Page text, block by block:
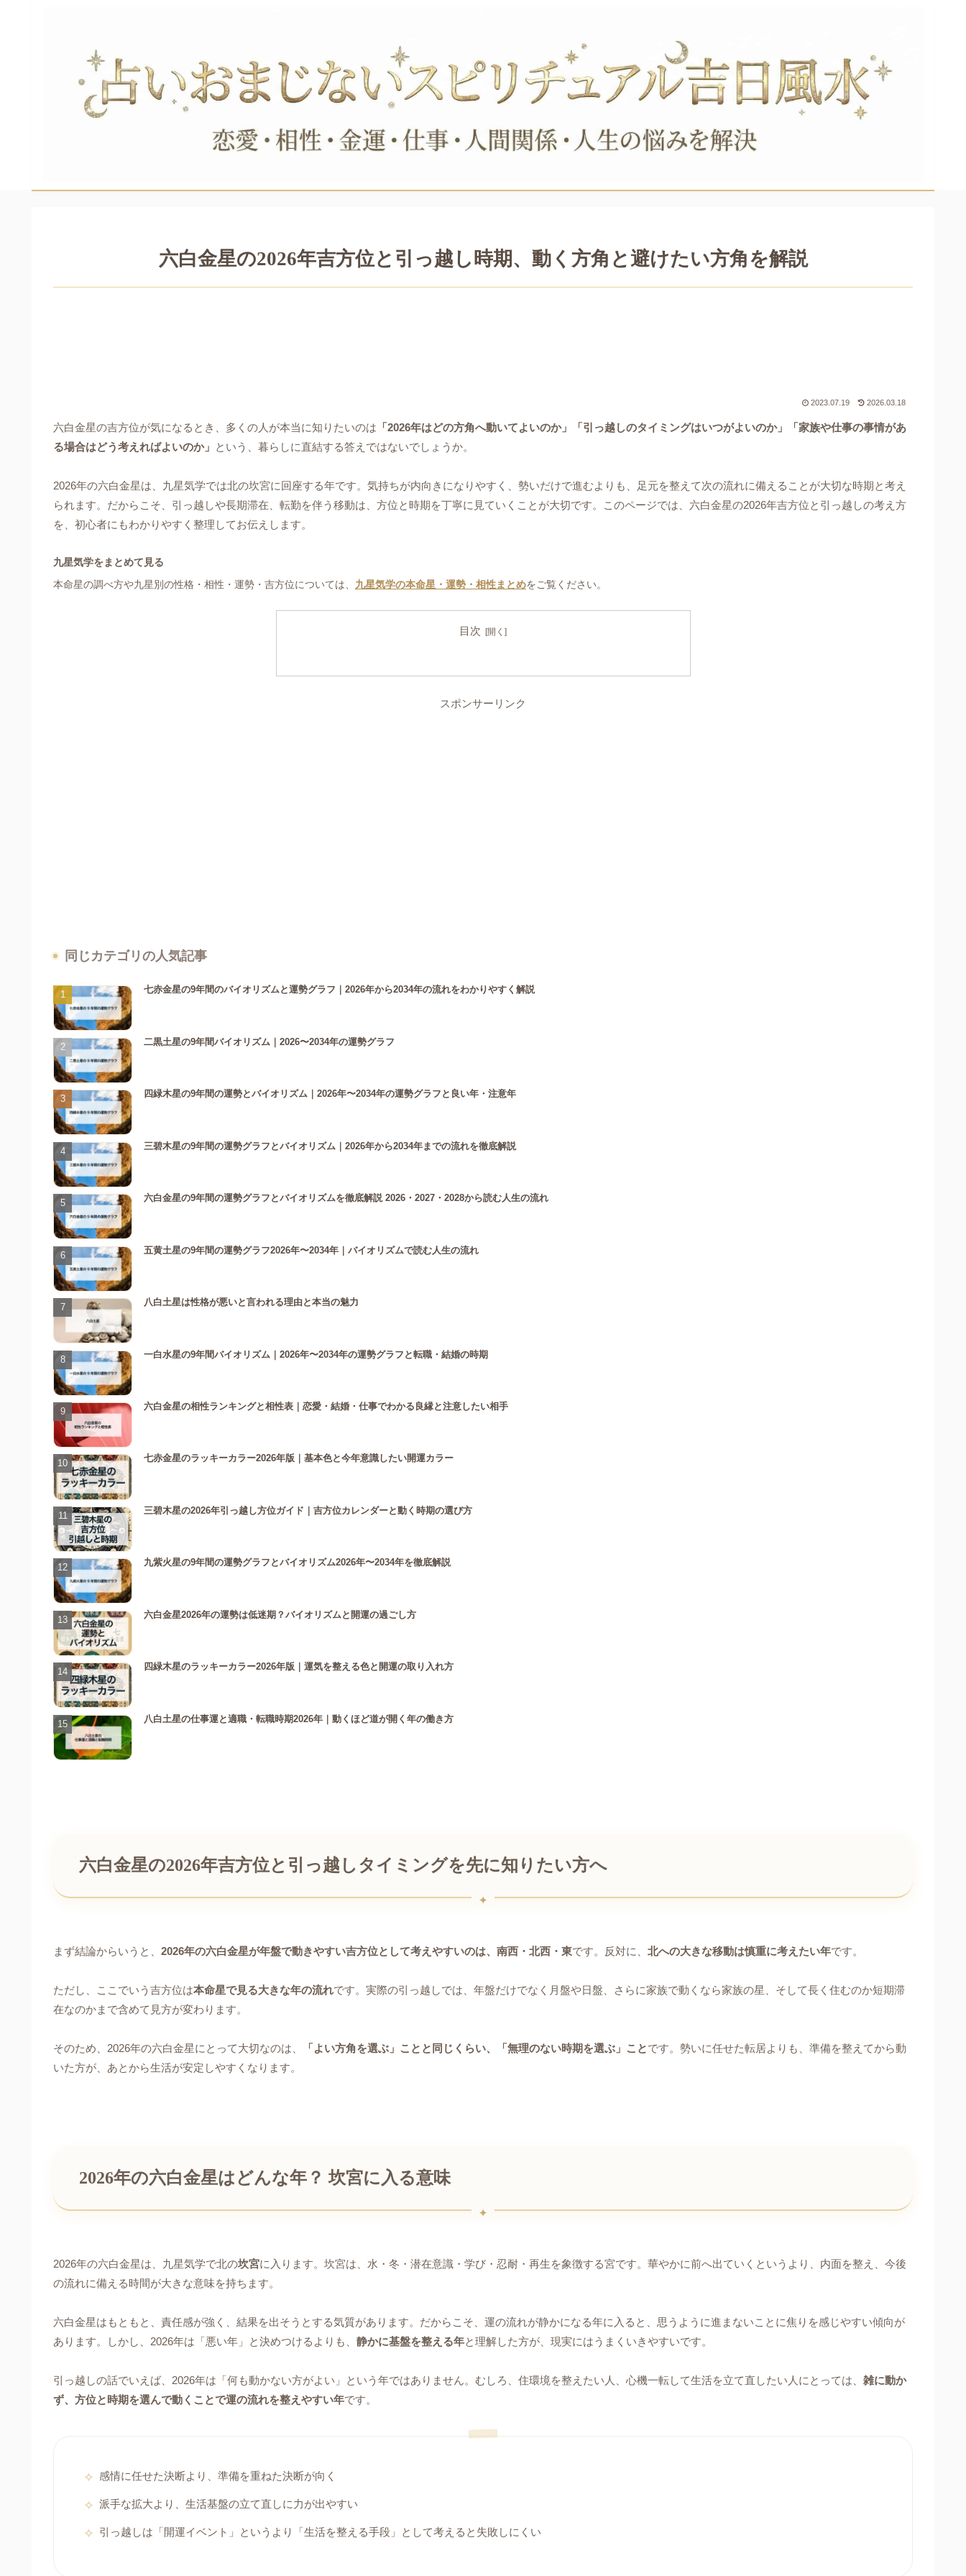
六白金星の2026年吉方位と引っ越し時期、動く方角と避けたい方角を解説
2023.07.19 2026.03.18
六白金星の吉方位が気になるとき、多くの人が本当に知りたいのは 「2026年はどの方角へ動いてよいのか」「引っ越しのタイミングはいつがよいのか」「家族や仕事の事情があ
る場合はどう考えればよいのか」 という、暮らしに直結する答えではないでしょうか。
2026年の六白金星は、九星気学では北の坎宮に回座する年です。気持ちが内向きになりやすく、勢いだけで進むよりも、足元を整えて次の流れに備えることが大切な時期と考え
られます。だからこそ、引っ越しや長期滞在、転勤を伴う移動は、方位と時期を丁寧に見ていくことが大切です。このページでは、六白金星の2026年吉方位と引っ越しの考え方
を、初心者にもわかりやすく整理してお伝えします。
九星気学をまとめて見る
本命星の調べ方や九星別の性格・相性・運勢・吉方位については、 九星気学の本命星・運勢・相性まとめをご覧ください。
目次
スポンサーリンク
同じカテゴリの人気記事
七赤金星の9年間のバイオリズムと運勢グラフ｜2026年から2034年の流れをわかりやすく解説
二黒土星の9年間バイオリズム｜2026〜2034年の運勢グラフ
四緑木星の9年間の運勢とバイオリズム｜2026年〜2034年の運勢グラフと良い年・注意年
三碧木星の9年間の運勢グラフとバイオリズム｜2026年から2034年までの流れを徹底解説
六白金星の9年間の運勢グラフとバイオリズムを徹底解説 2026・2027・2028から読む人生の流れ
五黄土星の9年間の運勢グラフ2026年〜2034年｜バイオリズムで読む人生の流れ
八白土星は性格が悪いと言われる理由と本当の魅力
一白水星の9年間バイオリズム｜2026年〜2034年の運勢グラフと転職・結婚の時期
六白金星の相性ランキングと相性表｜恋愛・結婚・仕事でわかる良縁と注意したい相手
七赤金星のラッキーカラー2026年版｜基本色と今年意識したい開運カラー
三碧木星の2026年引っ越し方位ガイド｜吉方位カレンダーと動く時期の選び方
九紫火星の9年間の運勢グラフとバイオリズム2026年〜2034年を徹底解説
六白金星2026年の運勢は低迷期？バイオリズムと開運の過ごし方
四緑木星のラッキーカラー2026年版｜運気を整える色と開運の取り入れ方
八白土星の仕事運と適職・転職時期2026年｜動くほど道が開く年の働き方
六白金星の2026年吉方位と引っ越しタイミングを先に知りたい方へ
まず結論からいうと、 2026年の六白金星が年盤で動きやすい吉方位として考えやすいのは、南西・北西・東です。反対に、 北への大きな移動は慎重に考えたい年です。
ただし、ここでいう吉方位は本命星で見る大きな年の流れです。実際の引っ越しでは、年盤だけでなく月盤や日盤、さらに家族で動くなら家族の星、そして長く住むのか短期滞
在なのかまで含めて見方が変わります。
そのため、2026年の六白金星にとって大切なのは、 「よい方角を選ぶ」ことと同じくらい、「無理のない時期を選ぶ」ことです。勢いに任せた転居よりも、準備を整えてから動
いた方が、あとから生活が安定しやすくなります。
2026年の六白金星はどんな年？ 坎宮に入る意味
2026年の六白金星は、九星気学で北の坎宮に入ります。坎宮は、水・冬・潜在意識・学び・忍耐・再生を象徴する宮です。華やかに前へ出ていくというより、内面を整え、今後
の流れに備える時間が大きな意味を持ちます。
六白金星はもともと、責任感が強く、結果を出そうとする気質があります。だからこそ、運の流れが静かになる年に入ると、思うように進まないことに焦りを感じやすい傾向が
あります。しかし、2026年は「悪い年」と決めつけるよりも、 静かに基盤を整える年と理解した方が、現実にはうまくいきやすいです。
引っ越しの話でいえば、2026年は「何も動かない方がよい」という年ではありません。むしろ、住環境を整えたい人、心機一転して生活を立て直したい人にとっては、 雑に動か
ず、方位と時期を選んで動くことで運の流れを整えやすい年です。
感情に任せた決断より、準備を重ねた決断が向く
派手な拡大より、生活基盤の立て直しに力が出やすい
引っ越しは「開運イベント」というより「生活を整える手段」として考えると失敗しにくい